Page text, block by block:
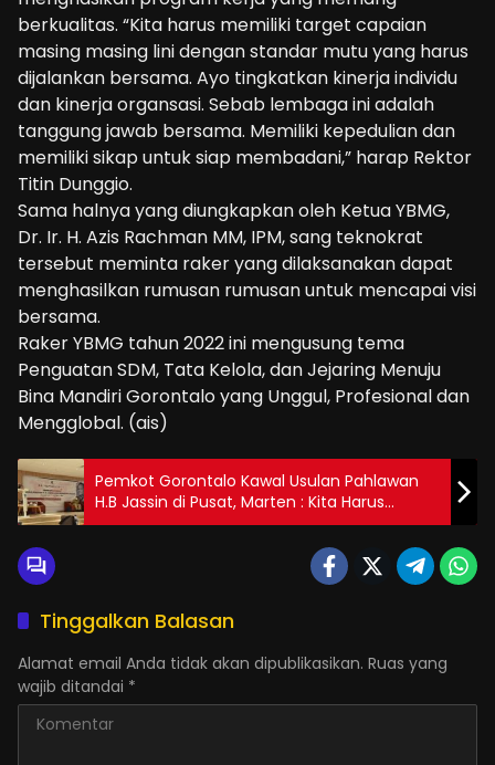
berkualitas. “Kita harus memiliki target capaian
masing masing lini dengan standar mutu yang harus
dijalankan bersama. Ayo tingkatkan kinerja individu
dan kinerja organsasi. Sebab lembaga ini adalah
tanggung jawab bersama. Memiliki kepedulian dan
memiliki sikap untuk siap membadani,” harap Rektor
Titin Dunggio.
Sama halnya yang diungkapkan oleh Ketua YBMG,
Dr. Ir. H. Azis Rachman MM, IPM, sang teknokrat
tersebut meminta raker yang dilaksanakan dapat
menghasilkan rumusan rumusan untuk mencapai visi
bersama.
Raker YBMG tahun 2022 ini mengusung tema
Penguatan SDM, Tata Kelola, dan Jejaring Menuju
Bina Mandiri Gorontalo yang Unggul, Profesional dan
Mengglobal. (ais)
Pemkot Gorontalo Kawal Usulan Pahlawan
H.B Jassin di Pusat, Marten : Kita Harus
Menghargai Karya-karya Besar Dari Hans
Tinggalkan Balasan
Alamat email Anda tidak akan dipublikasikan. Ruas yang
wajib ditandai *